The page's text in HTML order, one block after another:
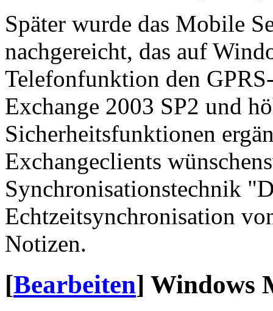
Später wurde das Mobile
nachgereicht, das auf
Telefonfunktion den
Exchange 2003 SP2 und
Sicherheitsfunktionen
Exchangeclients
Synchronisationstechnik
Echtzeitsynchronisation
Notizen.
[Bearbeiten] Windows